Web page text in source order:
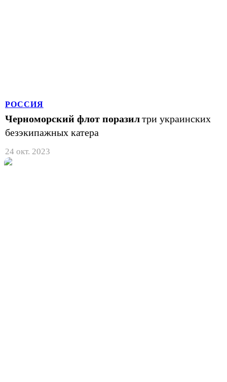
РОССИЯ
Черноморский флот поразилтри украинских
безэкипажных катера
24 окт. 2023